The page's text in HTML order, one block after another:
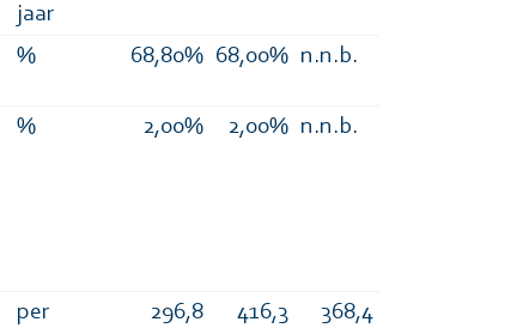
jaar
% 68,80% 68,00% n.n.b.
% 2,00% 2,00% n.n.b.
per
296,8 416,3 368,4